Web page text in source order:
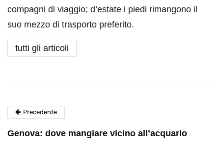
compagni di viaggio; d’estate i piedi rimangono il
suo mezzo di trasporto preferito.
tutti gli articoli
Precedente
Genova: dove mangiare vicino all’acquario